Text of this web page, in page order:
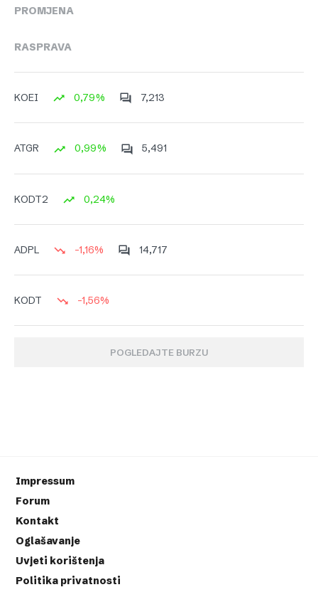
PROMJENA
RASPRAVA
KOEI 0,79% 7,213
ATGR 0,99% 5,491
KODT2 0,24%
ADPL -1,16% 14,717
KODT -1,56%
POGLEDAJTE BURZU
Impressum
Forum
Kontakt
Oglašavanje
Uvjeti korištenja
Politika privatnosti